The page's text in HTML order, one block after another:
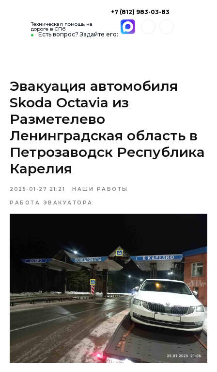
Есть вопрос? Задайте его:
+7 (812) 983-03-83
Техническая помощь на
дороге в СПб
Эвакуация автомобиля
Skoda Octavia из
Разметелево
Ленинградская область в
Петрозаводск Республика
Карелия
2025-01-27 21:21 НАШИ РАБОТЫ
РАБОТА ЭВАКУАТОРА